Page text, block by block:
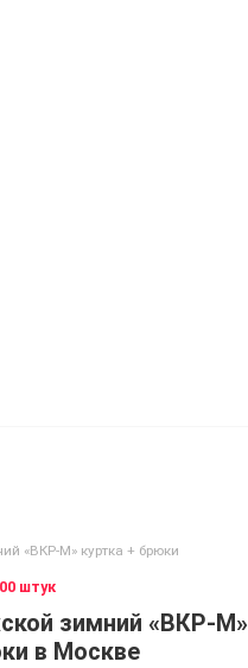
«ВКР-М» куртка + брюки
штук
зимний «ВКР-М»
в Москве